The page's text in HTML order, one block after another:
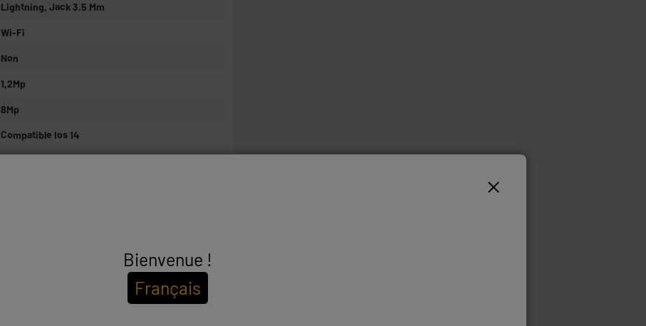
Lightning, Jack 3.5 Mm
Wi-Fi
Non
1,2Mp
8Mp
Compatible Ios 14
Coque : rayures et/ou impacts visibles.
Ecran : peu avoir des micro-rayures, invisibles
Bienvenue !
Français